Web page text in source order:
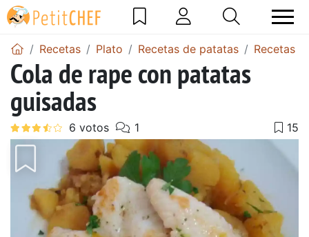
Recetas Plato Recetas de patatas Recetas
Cola de rape con patatas
guisadas